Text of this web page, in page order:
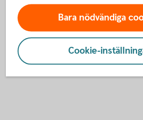
Kontakta oss
Skogs- och lantbruksspecialister
Ring 0499-487
50
Internetbanken
Bara nödvändiga
Cookie-